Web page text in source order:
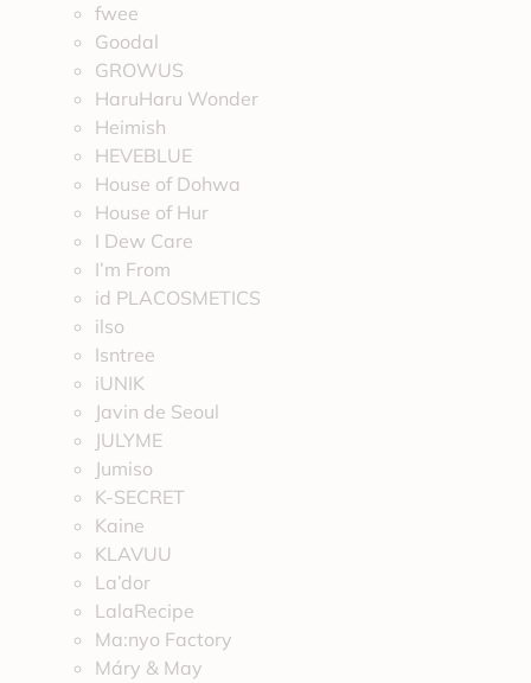
fwee
Goodal
GROWUS
HaruHaru Wonder
Heimish
HEVEBLUE
House of Dohwa
House of Hur
I Dew Care
I’m From
id PLACOSMETICS
ilso
Isntree
iUNIK
Javin de Seoul
JULYME
Jumiso
K-SECRET
Kaine
KLAVUU
La’dor
LalaRecipe
Ma:nyo Factory
Máry & May